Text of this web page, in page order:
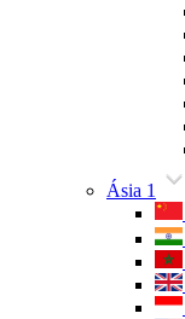
Ásia 1